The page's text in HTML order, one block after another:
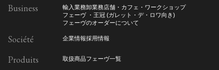
Business 輸入業務卸業務店舗・カフェ・ワークショップ
フェーヴ ・王冠 (ガレット・デ・ロワ向き)
フェーヴのオーダーについて
Société 企業情報採用情報
Produits 取扱商品フェーヴ一覧